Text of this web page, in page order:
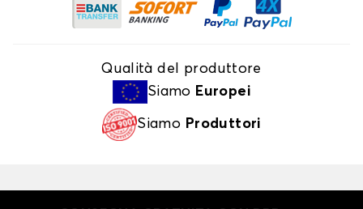
Qualità del produttore
Siamo Europei
Siamo Produttori